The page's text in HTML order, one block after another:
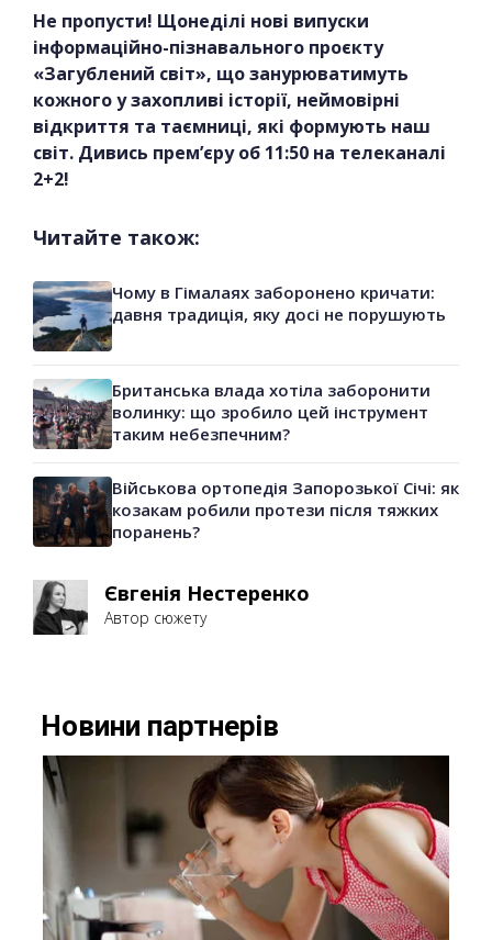
Не пропусти! Щонеділі нові випуски
інформаційно-пізнавального проєкту
«Загублений світ», що занурюватимуть
кожного у захопливі історії, неймовірні
відкриття та таємниці, які формують наш
світ. Дивись прем’єру об 11:50 на телеканалі
2+2!
Читайте також:
Чому в Гімалаях заборонено кричати:
давня традиція, яку досі не порушують
Британська влада хотіла заборонити
волинку: що зробило цей інструмент
таким небезпечним?
Військова ортопедія Запорозької Січі: як
козакам робили протези після тяжких
поранень?
Євгенія Нестеренко
Автор сюжету